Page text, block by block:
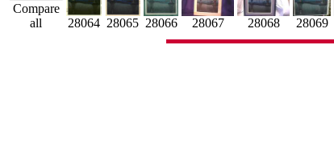
Compare
all
28064 28065 28066 28067 28068 28069